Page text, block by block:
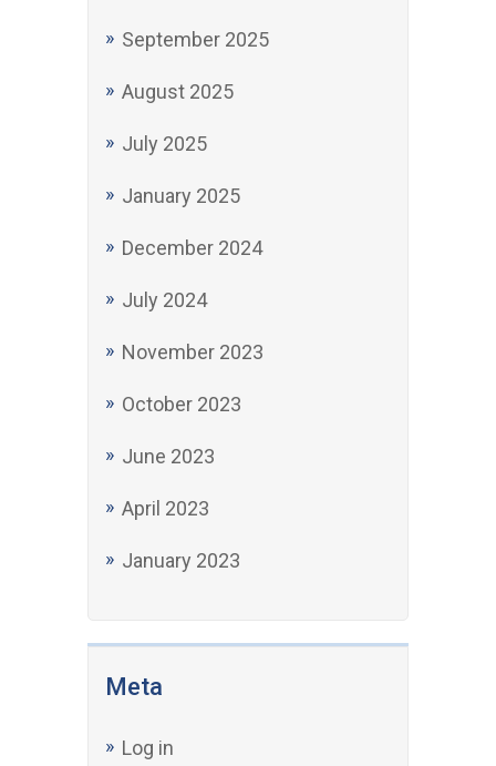
September 2025
August 2025
July 2025
January 2025
December 2024
July 2024
November 2023
October 2023
June 2023
April 2023
January 2023
Meta
Log in